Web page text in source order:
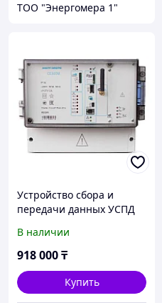
ТОО "Энергомера 1"
Устройство сбора и
передачи данных УСПД
В наличии
918 000₸
Купить